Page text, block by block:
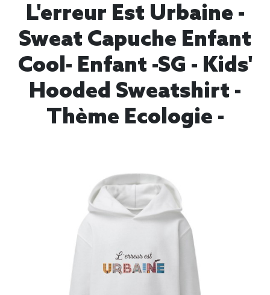
L'erreur Est Urbaine -
Sweat Capuche Enfant
Cool- Enfant -SG - Kids'
Hooded Sweatshirt -
Thème Ecologie -